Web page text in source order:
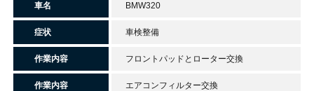
車名 BMW320
症状 車検整備
作業内容 フロントパッドとローター交換
作業内容 エアコンフィルター交換